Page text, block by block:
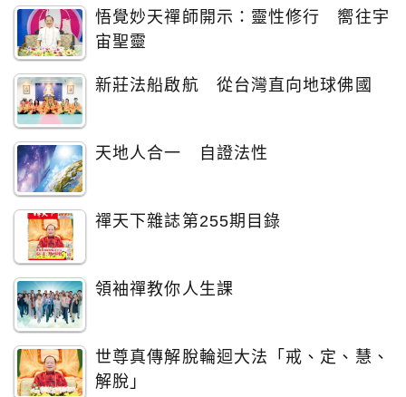
悟覺妙天禪師開示：靈性修行 嚮往宇
宙聖靈
新莊法船啟航 從台灣直向地球佛國
天地人合一 自證法性
禪天下雜誌第255期目錄
領袖禪教你人生課
世尊真傳解脫輪迴大法「戒、定、慧、
解脫」